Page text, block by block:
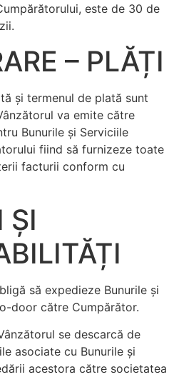
este de 30 de
– PLĂȚI
și termenul de plată sunt
va emite către
Bunurile şi Serviciile
fiind să furnizeze toate
facturii conform cu
ȘI
să expedieze Bunurile şi
door către Cumpărător.
se descarcă de
asociate cu Bunurile şi
acestora către societatea